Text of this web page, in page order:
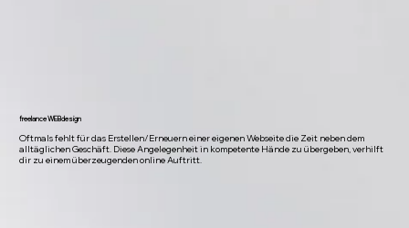
Oftmals fehlt für das Erstellen/Erneuern einer eigenen Webseite die Zeit neben dem
alltäglichen Geschäft. Diese Angelegenheit in kompetente Hände zu übergeben, verhilft
dir zu einem überzeugenden online Auftritt.
freelance WEBdesign